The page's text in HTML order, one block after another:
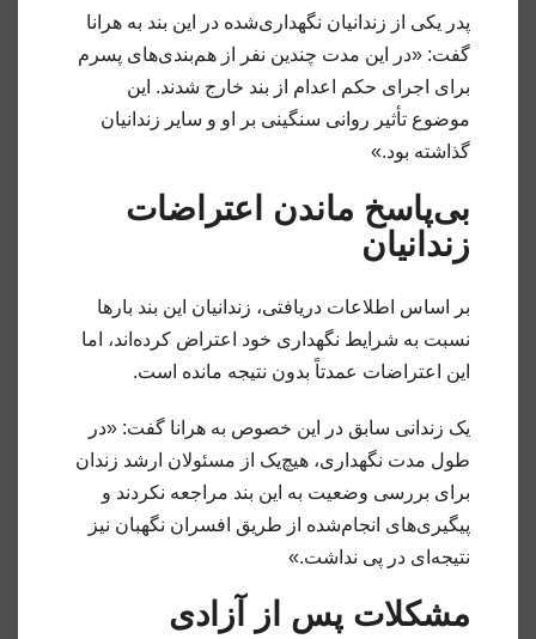
پدر یکی از زندانیان نگهداری‌شده در این بند به هرانا
گفت: «در این مدت چندین نفر از هم‌بندی‌های پسرم
برای اجرای حکم اعدام از بند خارج شدند. این
موضوع تأثیر روانی سنگینی بر او و سایر زندانیان
گذاشته بود.»
بی‌پاسخ ماندن اعتراضات
زندانیان
بر اساس اطلاعات دریافتی، زندانیان این بند بارها
نسبت به شرایط نگهداری خود اعتراض کرده‌اند، اما
این اعتراضات عمدتاً بدون نتیجه مانده است.
یک زندانی سابق در این خصوص به هرانا گفت: «در
طول مدت نگهداری، هیچ‌یک از مسئولان ارشد زندان
برای بررسی وضعیت به این بند مراجعه نکردند و
پیگیری‌های انجام‌شده از طریق افسران نگهبان نیز
نتیجه‌ای در پی نداشت.»
مشکلات پس از آزادی